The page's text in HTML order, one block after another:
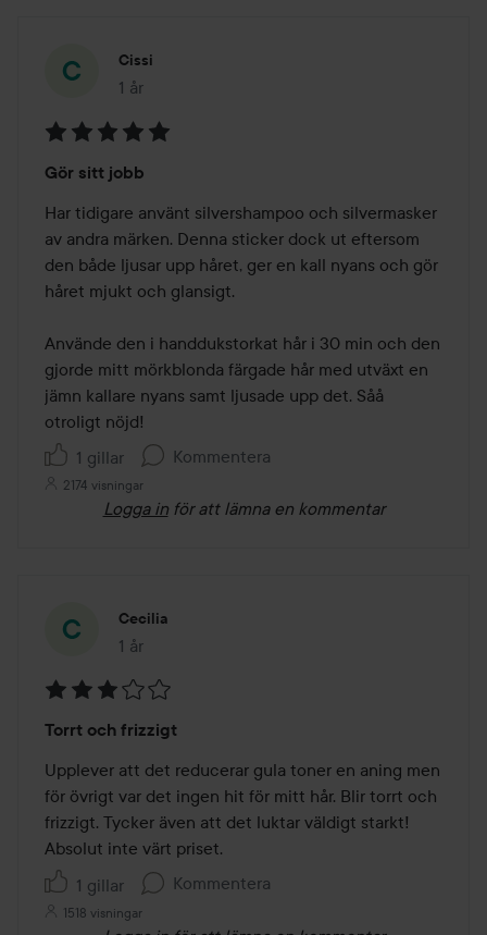
Cissi
1 år
Inlägget skapades 1 år
5
av
5
Gör sitt jobb
Har tidigare använt silvershampoo och silvermasker
av andra märken. Denna sticker dock ut eftersom
den både ljusar upp håret, ger en kall nyans och gör
håret mjukt och glansigt.
Använde den i handdukstorkat hår i 30 min och den
gjorde mitt mörkblonda färgade hår med utväxt en
jämn kallare nyans samt ljusade upp det. Såå
otroligt nöjd!
1 gillar
Kommentera
2174 visningar
Logga in för att lämna en kommentar
Cecilia
1 år
Inlägget skapades 1 år
3
av
5
Torrt och frizzigt
Upplever att det reducerar gula toner en aning men
för övrigt var det ingen hit för mitt hår. Blir torrt och
frizzigt. Tycker även att det luktar väldigt starkt!
Absolut inte värt priset.
1 gillar
Kommentera
1518 visningar